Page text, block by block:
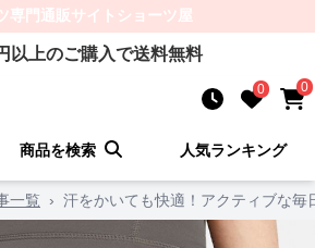
専門通販サイト ショーツ屋
以上のご購入で送料無料
0 0
商品を検索 人気ランキング
一覧 › 汗をかいても快適！アクティブな